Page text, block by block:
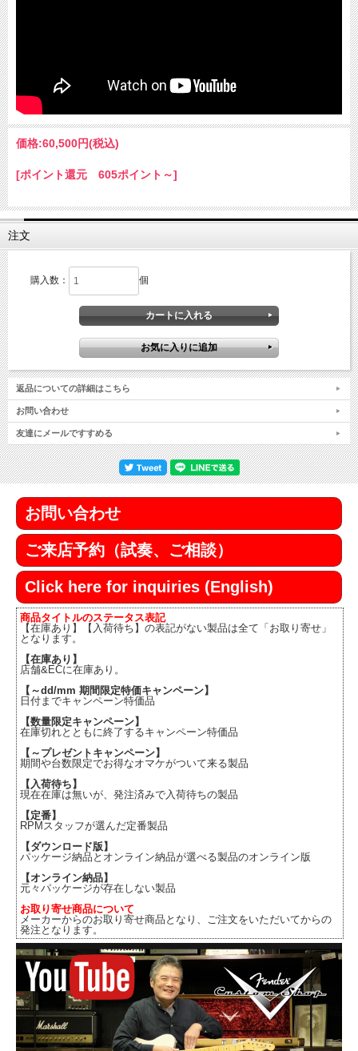
価格:60,500円(税込)
[ポイント還元 605ポイント～]
注文
購入数： 個
返品についての詳細はこちら
お問い合わせ
友達にメールですすめる
お問い合わせ
ご来店予約（試奏、ご相談）
Click here for inquiries (English)
商品タイトルのステータス表記
【在庫あり】【入荷待ち】の表記がない製品は全て「お取り寄せ」
となります。
【在庫あり】
店舗&ECに在庫あり。
【～dd/mm 期間限定特価キャンペーン】
日付までキャンペーン特価品
【数量限定キャンペーン】
在庫切れとともに終了するキャンペーン特価品
【～プレゼントキャンペーン】
期間や台数限定でお得なオマケがついて来る製品
【入荷待ち】
現在在庫は無いが、発注済みで入荷待ちの製品
【定番】
RPMスタッフが選んだ定番製品
【ダウンロード版】
パッケージ納品とオンライン納品が選べる製品のオンライン版
【オンライン納品】
元々パッケージが存在しない製品
お取り寄せ商品について
メーカーからのお取り寄せ商品となり、ご注文をいただいてからの
発注となります。